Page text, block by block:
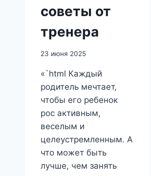
советы от
тренера
23 июня 2025
«`html Каждый
родитель мечтает,
чтобы его ребенок
рос активным,
веселым и
целеустремленным. А
что может быть
лучше, чем занять